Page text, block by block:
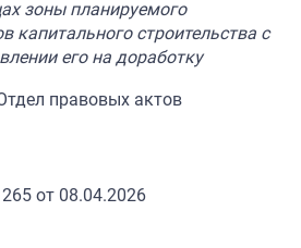
зоны планируемого
капитального строительства с
его на доработку
правовых актов
от 08.04.2026